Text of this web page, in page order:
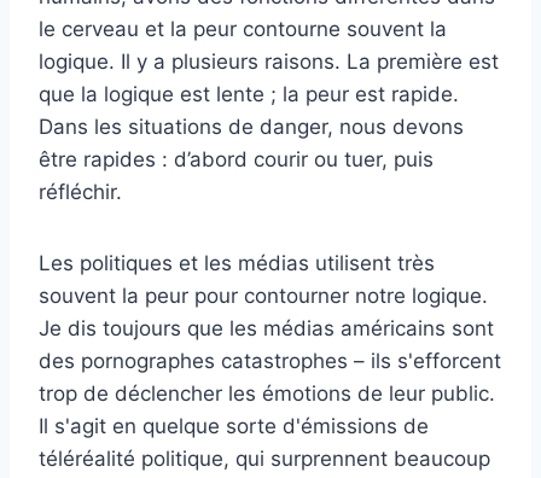
le cerveau et la peur contourne souvent la
logique. Il y a plusieurs raisons. La première est
que la logique est lente ; la peur est rapide.
Dans les situations de danger, nous devons
être rapides : d’abord courir ou tuer, puis
réfléchir.
Les politiques et les médias utilisent très
souvent la peur pour contourner notre logique.
Je dis toujours que les médias américains sont
des pornographes catastrophes – ils s'efforcent
trop de déclencher les émotions de leur public.
Il s'agit en quelque sorte d'émissions de
téléréalité politique, qui surprennent beaucoup